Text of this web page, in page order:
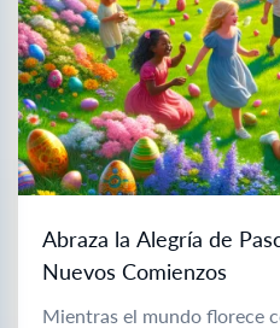
Abraza la Alegría de
Nuevos Comienzos
Mientras el mundo florece